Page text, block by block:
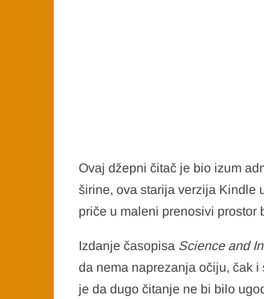
Ovaj džepni čitač je bio izum
širine, ova starija verzija Kindle
priče u maleni prenosivi prostor
Izdanje časopisa Science and
da nema naprezanja očiju, čak
je da dugo čitanje ne bi bilo